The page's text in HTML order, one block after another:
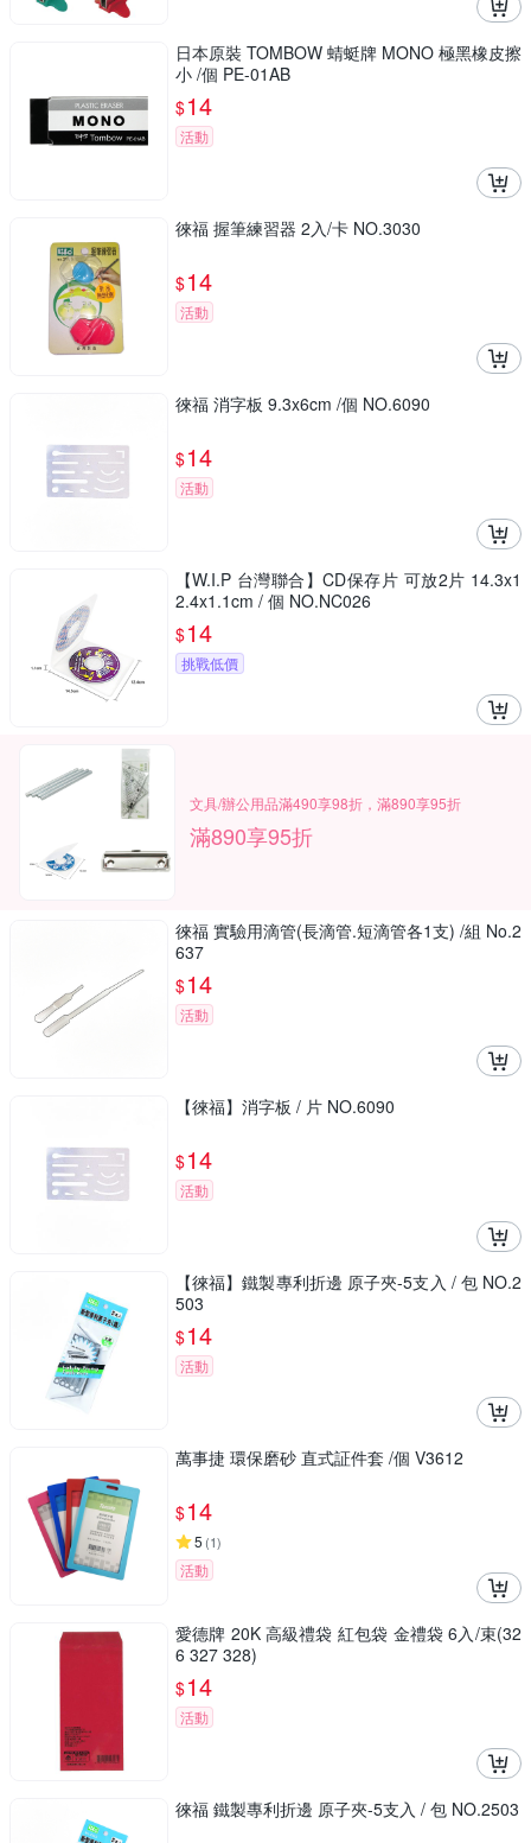
日本原裝 TOMBOW 蜻蜓牌 MONO 極黑橡皮擦
小 /個 PE-01AB
$14
活動
徠福 握筆練習器 2入/卡 NO.3030
$14
活動
徠福 消字板 9.3x6cm /個 NO.6090
$14
活動
【W.I.P 台灣聯合】CD保存片 可放2片 14.3x1
2.4x1.1cm / 個 NO.NC026
$14
挑戰低價
文具/辦公用品滿490享98折，滿890享95折
滿890享95折
徠福 實驗用滴管(長滴管.短滴管各1支) /組 No.2
637
$14
活動
【徠福】消字板 / 片 NO.6090
$14
活動
【徠福】鐵製專利折邊 原子夾-5支入 / 包 NO.2
503
$14
活動
萬事捷 環保磨砂 直式証件套 /個 V3612
$14
5 (1)
活動
愛德牌 20K 高級禮袋 紅包袋 金禮袋 6入/束(32
6 327 328)
$14
活動
徠福 鐵製專利折邊 原子夾-5支入 / 包 NO.2503